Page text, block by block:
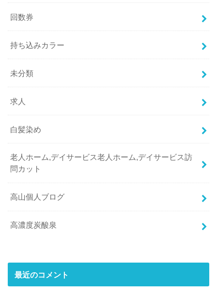
回数券
持ち込みカラー
未分類
求人
白髪染め
老人ホーム,デイサービス老人ホーム,デイサービス訪
問カット
高山個人ブログ
高濃度炭酸泉
最近のコメント